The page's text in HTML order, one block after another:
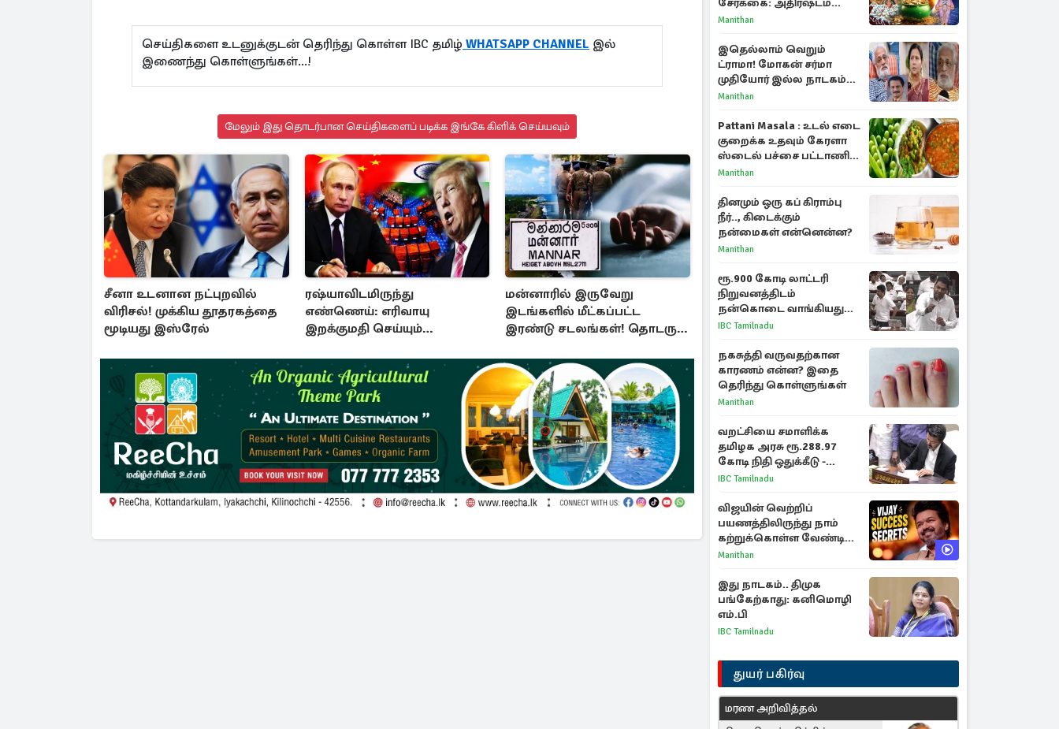
செய்திகளை உடனுக்குடன் தெரிந்து கொள்ள IBC தமிழ் WHATSAPP CHANNEL இல்
இணைந்து கொள்ளுங்கள்...!
மேலும் இது தொடர்பான செய்திகளைப் படிக்க இங்கே கிளிக் செய்யவும்
சீனா உடனான நட்புறவில்
விரிசல்! முக்கிய தூதரகத்தை
மூடியது இஸ்ரேல்
ரஷ்யாவிடமிருந்து
எண்ணெய்: எரிவாயு
இறக்குமதி செய்யும்
மன்னாரில் இருவேறு
இடங்களில் மீட்கப்பட்ட
இரண்டு சடலங்கள்! தொடரும்
சேர்க்கை: அதிர்ஷ்டம்
பெறும் 3 ராசிகள்!
Manithan
இதெல்லாம் வெறும்
ட்ராமா! மோகன் சர்மா
முதியோர் இல்ல நாடகம்
குறித்து குட்டி பத்மினி
Manithan
Pattani Masala : உடல் எடை
குறைக்க உதவும் கேரளா
ஸ்டைல் பச்சை பட்டாணி
கிரேவி
Manithan
தினமும் ஒரு கப் கிராம்பு
நீர்.., கிடைக்கும்
நன்மைகள் என்னென்ன?
Manithan
ரூ.900 கோடி லாட்டரி
நிறுவனத்திடம்
நன்கொடை வாங்கியது
ஏன்? உதயநிதி - ஆதவ்
IBC Tamilnadu
நகசுத்தி வருவதற்கான
காரணம் என்ன? இதை
தெரிந்து கொள்ளுங்கள்
Manithan
வறட்சியை சமாளிக்க
தமிழக அரசு ரூ.288.97
கோடி நிதி ஒதுக்கீடு -
வெளியான அரசாணை
IBC Tamilnadu
விஜயின் வெற்றிப்
பயணத்திலிருந்து நாம்
கற்றுக்கொள்ள வேண்டிய
முக்கிய 3 விடயங்கள்!
Manithan
இது நாடகம்.. திமுக
பங்கேற்காது: கனிமொழி
எம்.பி
IBC Tamilnadu
துயர் பகிர்வு
மரண அறிவித்தல்